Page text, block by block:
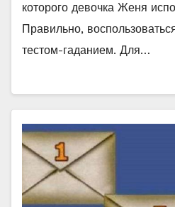
которого девочка Женя
Правильно,
тестом-гаданием. Для…